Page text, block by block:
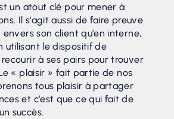
un atout clé pour mener à
Il s’agit aussi de faire preuve
son client qu’en interne,
utilisant le dispositif de
recourir à ses pairs pour trouver
« plaisir » fait partie de nos
tous plaisir à partager
et c’est que ce qui fait de
succès.